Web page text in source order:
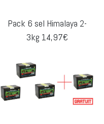
Pack 6 sel Himalaya 2-
3kg 14,97€